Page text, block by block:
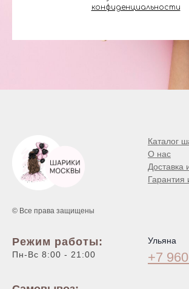
конфиденциальности
© Все права защищены
Каталог
О нас
Доставка
Гарантия
Режим работы:
Пн-Вс 8:00 - 21:00
Ульяна
+7